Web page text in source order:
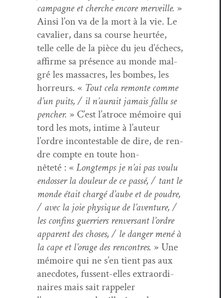
cam­pagne et cherche encore mer­veille. »
Ain­si l’on va de la mort à la vie. Le
cav­a­lier, dans sa course heurtée,
telle celle de la pièce du jeu d’échecs,
affirme sa présence au monde mal­
gré les mas­sacres, les bombes, les
hor­reurs. « Tout cela remonte comme
d’un puits, / il n’aurait jamais fal­lu se
pencher. » C’est l’atroce mémoire qui
tord les mots, intime à l’auteur
l’ordre incon­testable de dire, de ren­
dre compte en toute hon­
nêteté : « Longtemps je n’ai pas voulu
endoss­er la douleur de ce passé, / tant le
monde était chargé d’aube et de poudre,
/ avec la joie physique de l’aventure, /
les con­fins guer­ri­ers ren­ver­sant l’ordre
appar­ent des choses, / le dan­ger mené à
la cape et l’orage des ren­con­tres. » Une
mémoire qui ne s’en tient pas aux
anec­dotes, fussent-elles extra­or­di­
naires mais sait rap­pel­er